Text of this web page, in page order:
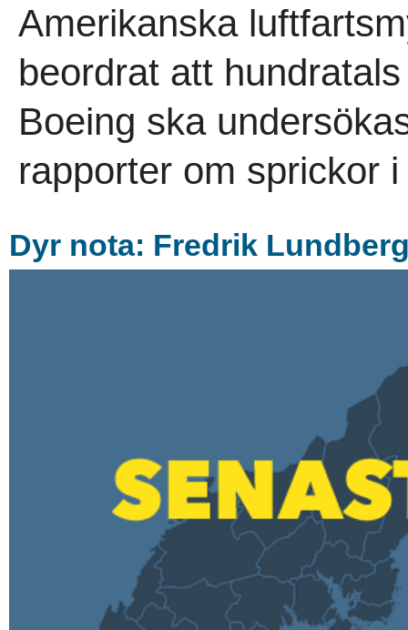
Amerikanska
beordrat att
Boeing ska
rapporter om sprickor
Dyr nota: Fredrik